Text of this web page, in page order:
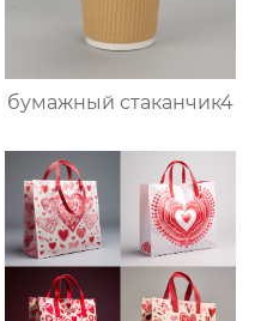
бумажный стаканчик4